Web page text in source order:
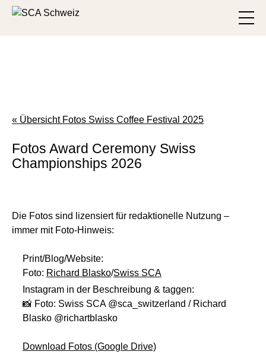
Skip to main content
« Übersicht Fotos Swiss Coffee Festival 2025
Fotos Award Ceremony Swiss
Championships 2026
Die Fotos sind lizensiert für redaktionelle Nutzung –
immer mit Foto-Hinweis:
Print/Blog/Website:
Foto: Richard Blasko/Swiss SCA
Instagram in der Beschreibung & taggen:
📸 Foto: Swiss SCA @sca_switzerland / Richard
Blasko @richartblasko
Download Fotos (Google Drive)